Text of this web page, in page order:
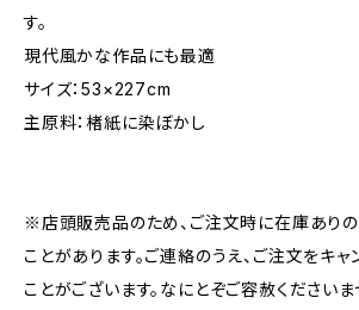
す。
現代風かな作品にも最適
サイズ：53×227cm
主原料：楮紙に染ぼかし
※店頭販売品のため、ご注文時に在庫あり
ことがあります。ご連絡のうえ、ご注文をキャ
ことがございます。なにとぞご容赦くださいま